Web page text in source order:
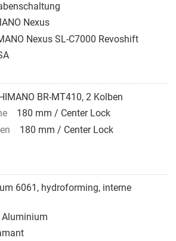
Nexus
Nexus SL-C7000 Revoshift
BR-MT410, 2 Kolben
180 mm / Center Lock
180 mm / Center Lock
6061, hydroforming, interne
Aluminium